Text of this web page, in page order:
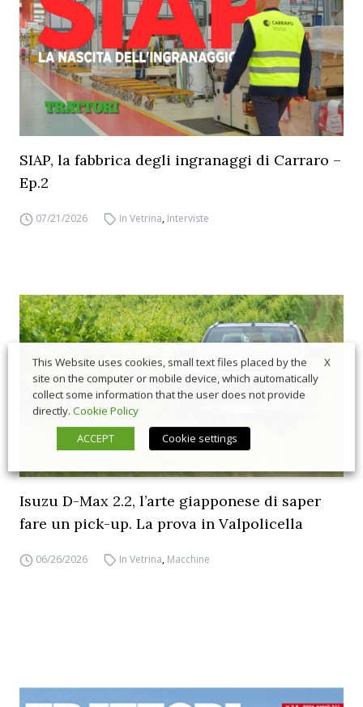
SIAP, la fabbrica degli ingranaggi di Carraro –
Ep.2
07/21/2026 In Vetrina, Interviste
Isuzu D-Max 2.2, l’arte giapponese di saper
fare un pick-up. La prova in Valpolicella
06/26/2026 In Vetrina, Macchine
X
This Website uses cookies, small text files placed by the
site on the computer or mobile device, which automatically
collect some information that the user does not provide
directly. Cookie Policy
ACCEPT
Cookie settings